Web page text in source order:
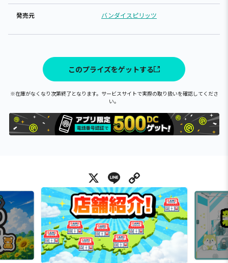
発売元 バンダイスピリッツ
このプライズをゲットする
※在庫がなくなり次第終了となります。サービスサイトで実際の取り扱いを確認してくださ
い。
X Line